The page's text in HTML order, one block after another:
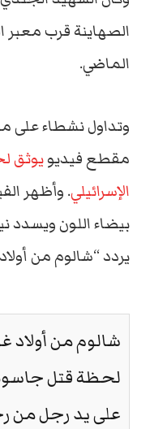
الصهاينة قرب
الماضي.
وتداول نشطاء على
مقطع فيديويوثق
الإسرائيلي. وأظهر
بيضاء اللون ويسدد
يردد “شالوم من
شالوم من أولاد
لحظة قتل
على يد رجل من